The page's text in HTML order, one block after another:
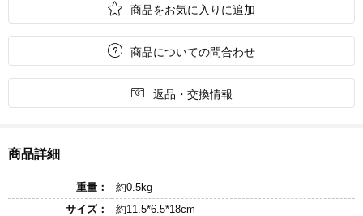
 商品をお気に入りに追加
 商品についての問合わせ
 返品・交換情報
商品詳細
重量：
約0.5kg
サイズ：
約11.5*6.5*18cm